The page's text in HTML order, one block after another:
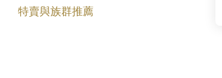
特賣與族群推薦